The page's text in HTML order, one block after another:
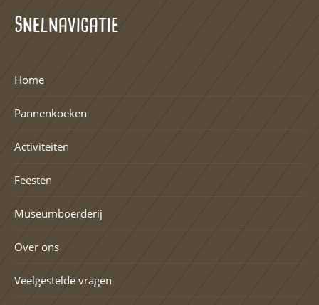
Snelnavigatie
Home
Pannenkoeken
Activiteiten
Feesten
Museumboerderij
Over ons
Veelgestelde vragen